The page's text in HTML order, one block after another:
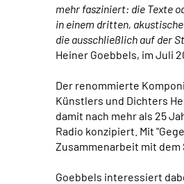
mehr fasziniert: die Texte
in einem dritten,
die ausschließlich auf der
Heiner Goebbels, im Juli
Der renommierte
Künstlers und Dichters
damit nach mehr als 25
Radio konzipiert. Mit
Zusammenarbeit mit dem
Goebbels interessiert